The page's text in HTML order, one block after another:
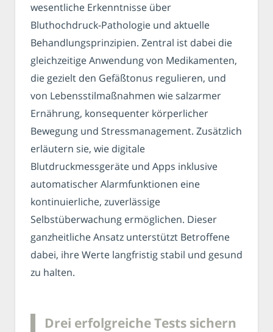
wesentliche Erkenntnisse über
Bluthochdruck-Pathologie und aktuelle
Behandlungsprinzipien. Zentral ist dabei die
gleichzeitige Anwendung von Medikamenten,
die gezielt den Gefäßtonus regulieren, und
von Lebensstilmaßnahmen wie salzarmer
Ernährung, konsequenter körperlicher
Bewegung und Stressmanagement. Zusätzlich
erläutern sie, wie digitale
Blutdruckmessgeräte und Apps inklusive
automatischer Alarmfunktionen eine
kontinuierliche, zuverlässige
Selbstüberwachung ermöglichen. Dieser
ganzheitliche Ansatz unterstützt Betroffene
dabei, ihre Werte langfristig stabil und gesund
zu halten.
Drei erfolgreiche Tests sichern